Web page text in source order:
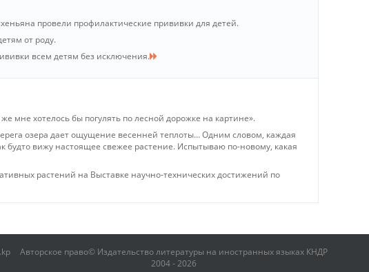
провели профилактические прививки для детей.
от роду.
всем детям без исключения.
мне хотелось бы погулять по лесной дорожке на картине».
озера дает ощущение весенней теплоты… Одним словом, каждая
вижу настоящее свежее растение. Испытываю по-новому, какая
растений на Выставке научно-технических достижений по
Авторское право© Издательство литературы на иностранных языках КНДР
2004 - 2026